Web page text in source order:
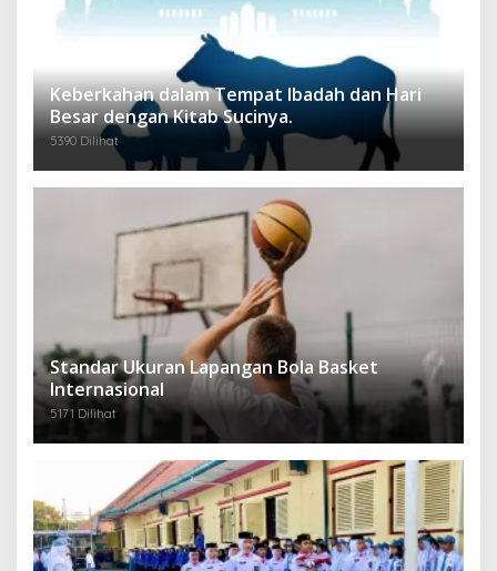
Keberkahan dalam Tempat Ibadah dan Hari
Besar dengan Kitab Sucinya.
5390 Dilihat
Standar Ukuran Lapangan Bola Basket
Internasional
5171 Dilihat